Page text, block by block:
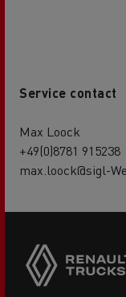
Service contact
Max Loock
+49(0)8781 915238
max.loock@sigl-